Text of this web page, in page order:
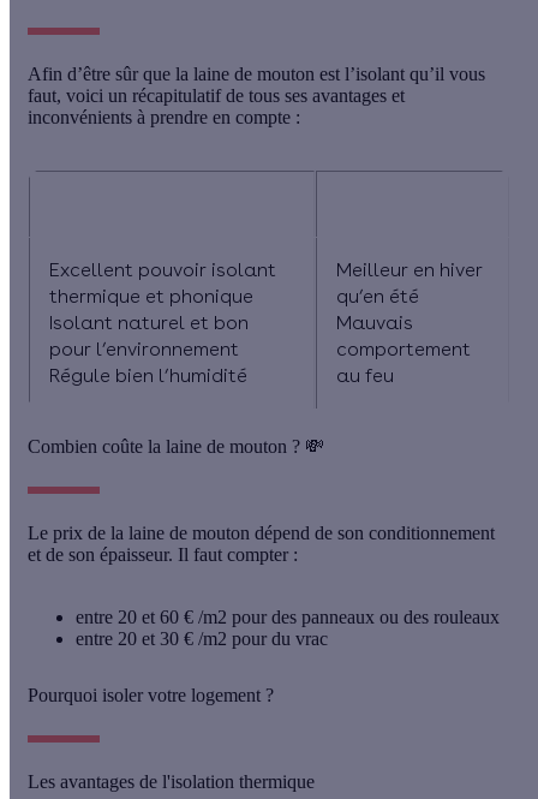
Afin d’être sûr que la laine de mouton est l’isolant qu’il vous
faut, voici un récapitulatif de tous ses avantages et
inconvénients à prendre en compte :
Excellent pouvoir isolant
thermique et phonique
Isolant naturel et bon
pour l’environnement
Régule bien l’humidité
Meilleur en hiver
qu’en été
Mauvais
comportement
au feu
Combien coûte la laine de mouton ? 💸
Le prix de la laine de mouton dépend de son conditionnement
et de son épaisseur. Il faut compter :
entre 20 et 60 € /m2 pour des panneaux ou des rouleaux
entre 20 et 30 € /m2 pour du vrac
Pourquoi isoler votre logement ?
Les avantages de l'isolation thermique